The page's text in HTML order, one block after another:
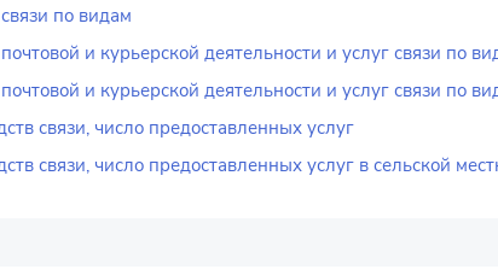
по видам
и курьерской деятельности и услуг связи по
и курьерской деятельности и услуг связи по
связи, число предоставленных услуг
связи, число предоставленных услуг в сельской